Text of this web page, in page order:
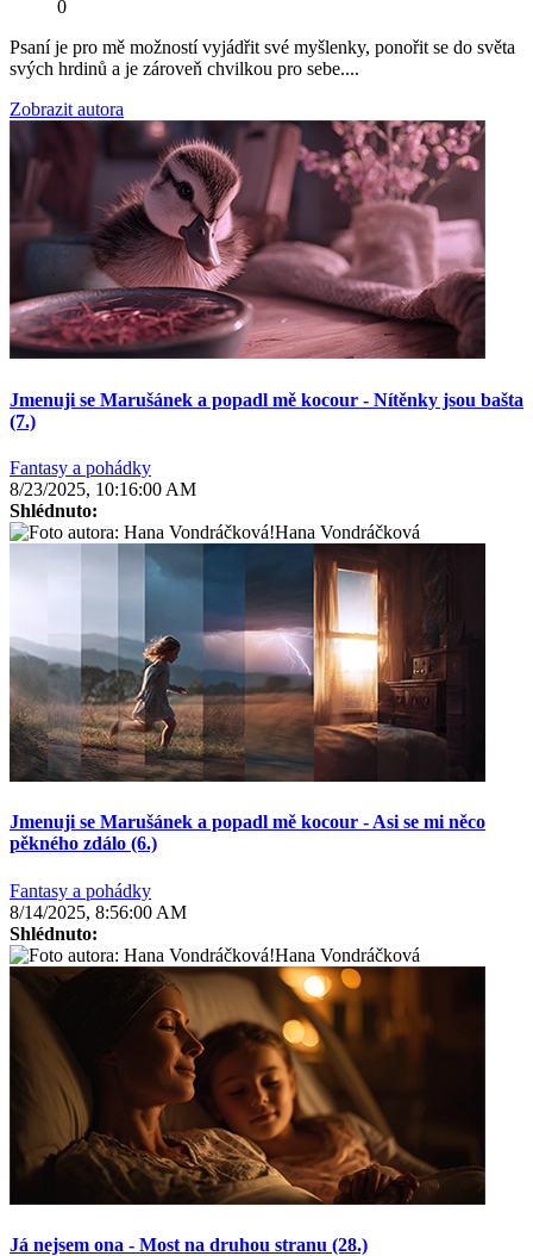
0
Psaní je pro mě možností vyjádřit své myšlenky, ponořit se do světa
svých hrdinů a je zároveň chvilkou pro sebe....
Zobrazit autora
Jmenuji se Marušánek a popadl mě kocour - Nítěnky jsou bašta
(7.)
Fantasy a pohádky
8/23/2025, 10:16:00 AM
Shlédnuto:
Hana Vondráčková
Jmenuji se Marušánek a popadl mě kocour - Asi se mi něco
pěkného zdálo (6.)
Fantasy a pohádky
8/14/2025, 8:56:00 AM
Shlédnuto:
Hana Vondráčková
Já nejsem ona - Most na druhou stranu (28.)